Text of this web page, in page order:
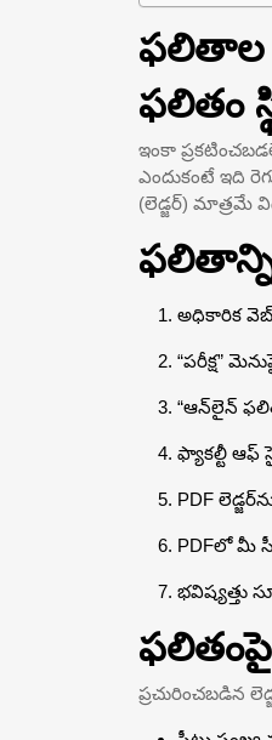
ఫలితాల
ఫలితం
ఇంకా
ఎందుకంటే ఇది
(లెడ్జర్) మాత్రమే
అధికారిక
“పరీక్ష”
“ఆన్‌లైన్
ఫ్యాకల్టీ ఆఫ్
PDF
PDFలో మీ
భవిష్యత్తు
ప్రచురించబడిన